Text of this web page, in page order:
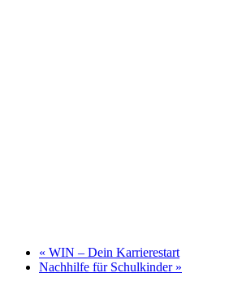
« WIN – Dein Karrierestart
Nachhilfe für Schulkinder »